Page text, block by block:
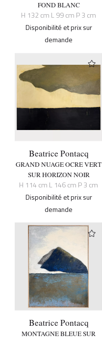
FOND BLANC
H 132 cm L 99 cm P 3 cm
Disponibilité et prix sur
demande
Beatrice Pontacq
GRAND NUAGE OCRE VERT
SUR HORIZON NOIR
H 114 cm L 146 cm P 3 cm
Disponibilité et prix sur
demande
Beatrice Pontacq
MONTAGNE BLEUE SUR